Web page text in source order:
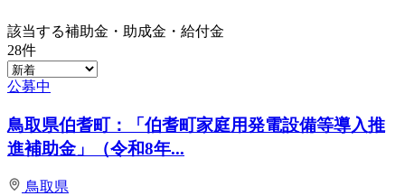
該当する補助金・助成金・給付金
28件
公募中
鳥取県伯耆町：「伯耆町家庭用発電設備等導入推
進補助金」（令和8年...
鳥取県